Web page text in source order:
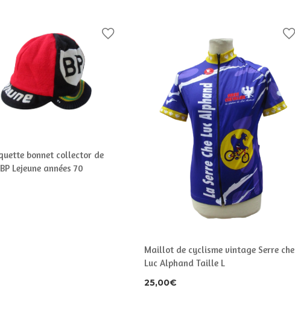
bonnet collector de
Lejeune années 70
Maillot de cyclisme vintage Serre che
Luc Alphand Taille L
25,00€